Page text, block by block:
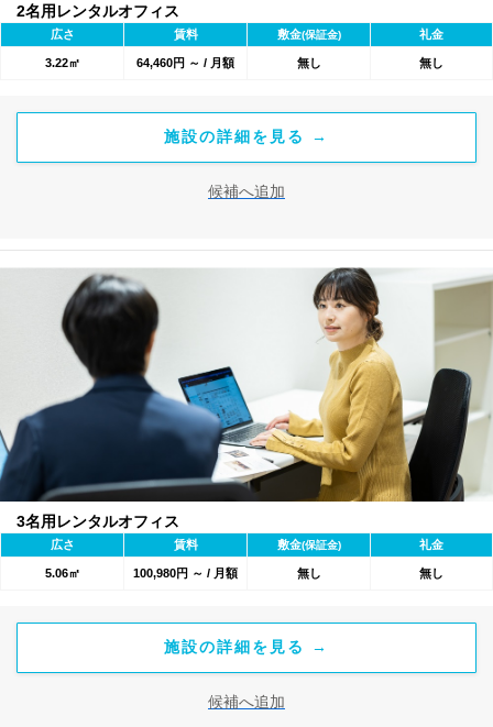
2名用レンタルオフィス
広さ 賃料 敷金(保証金) 礼金
3.22㎡ 64,460円 ～ / 月額 無し 無し
施設の詳細を見る →
候補へ追加
3名用レンタルオフィス
広さ 賃料 敷金(保証金) 礼金
5.06㎡ 100,980円 ～ / 月額 無し 無し
施設の詳細を見る →
候補へ追加